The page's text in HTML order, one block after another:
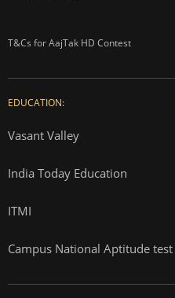
T&Cs for AajTak HD Contest
EDUCATION:
Vasant Valley
India Today Education
ITMI
Campus National Aptitude test